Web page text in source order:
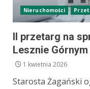
Nieruchomości
II przetarg na
Lesznie Górnym
1 kwietnia 2026
Starosta Żagański